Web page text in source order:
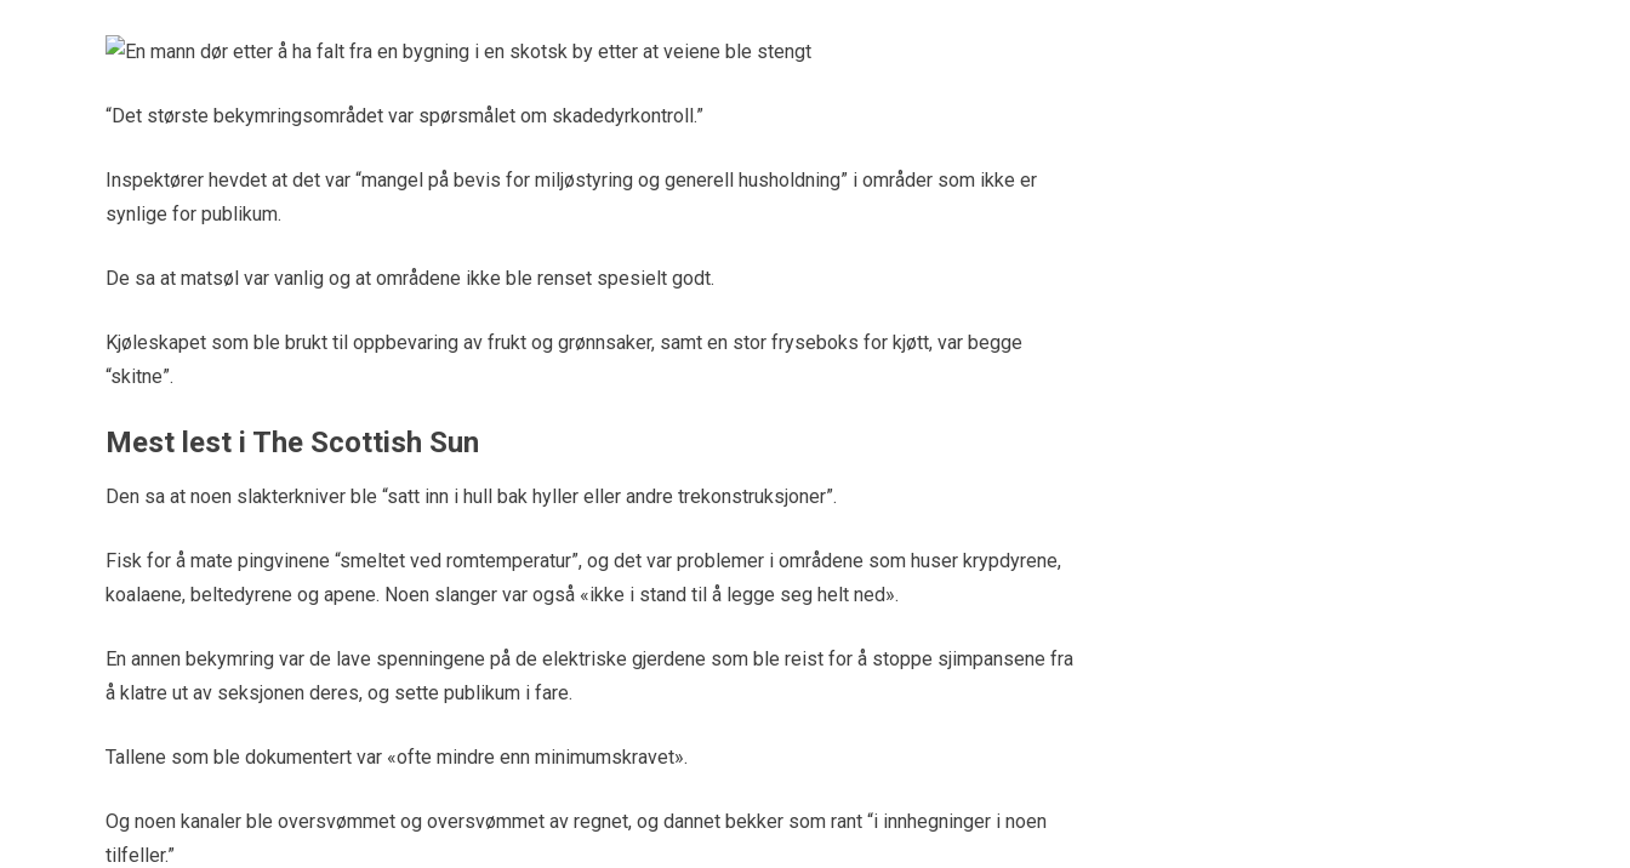
“Det største bekymringsområdet var spørsmålet om skadedyrkontroll.”
Inspektører hevdet at det var “mangel på bevis for miljøstyring og generell husholdning” i områder som ikke er
synlige for publikum.
De sa at matsøl var vanlig og at områdene ikke ble renset spesielt godt.
Kjøleskapet som ble brukt til oppbevaring av frukt og grønnsaker, samt en stor fryseboks for kjøtt, var begge
“skitne”.
Mest lest i The Scottish Sun
Den sa at noen slakterkniver ble “satt inn i hull bak hyller eller andre trekonstruksjoner”.
Fisk for å mate pingvinene “smeltet ved romtemperatur”, og det var problemer i områdene som huser krypdyrene,
koalaene, beltedyrene og apene. Noen slanger var også «ikke i stand til å legge seg helt ned».
En annen bekymring var de lave spenningene på de elektriske gjerdene som ble reist for å stoppe sjimpansene fra
å klatre ut av seksjonen deres, og sette publikum i fare.
Tallene som ble dokumentert var «ofte mindre enn minimumskravet».
Og noen kanaler ble oversvømmet og oversvømmet av regnet, og dannet bekker som rant “i innhegninger i noen
tilfeller.”